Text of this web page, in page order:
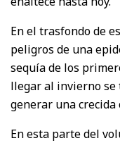
En el trasfondo de
peligros de una
sequía de los
llegar al invierno
generar una crecida
En esta parte del